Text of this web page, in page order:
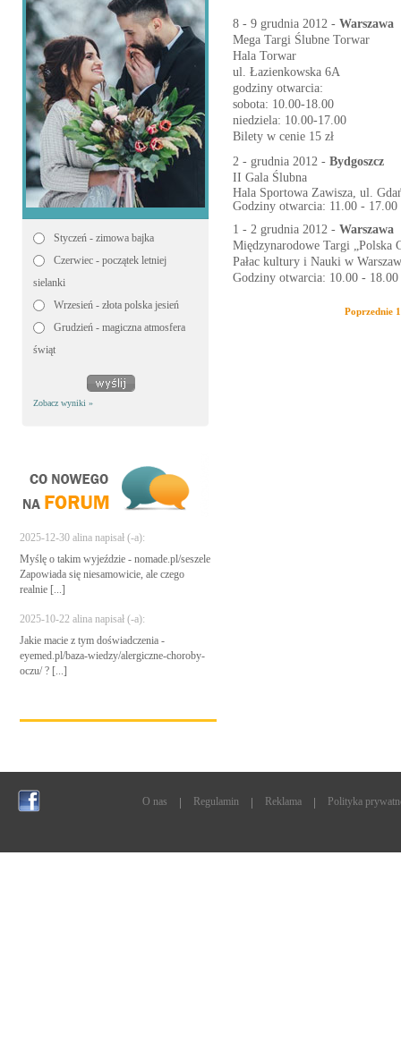
Styczeń - zimowa bajka
Czerwiec - początek letniej
sielanki
Wrzesień - złota polska jesień
Grudzień - magiczna atmosfera
świąt
Zobacz wyniki »
2025-12-30 alina napisał (-a):
Myślę o takim wyjeździe - nomade.pl/seszele
Zapowiada się niesamowicie, ale czego
realnie [...]
2025-10-22 alina napisał (-a):
Jakie macie z tym doświadczenia -
eyemed.pl/baza-wiedzy/alergiczne-choroby-
oczu/ ? [...]
8 - 9 grudnia 2012 - Warszawa
Mega Targi Ślubne Torwar
Hala Torwar
ul. Łazienkowska 6A
godziny otwarcia:
sobota: 10.00-18.00
niedziela: 10.00-17.00
Bilety w cenie 15 zł
2 - grudnia 2012 - Bydgoszcz
II Gala Ślubna
Hala Sportowa Zawisza, ul.
Godziny otwarcia: 11.00 - 17.00
1 - 2 grudnia 2012 - Warszawa
Międzynarodowe Targi „Polska
Pałac kultury i Nauki w
Godziny otwarcia: 10.00 - 18.00
Poprzednie 1
O nas Regulamin Reklama Polityka